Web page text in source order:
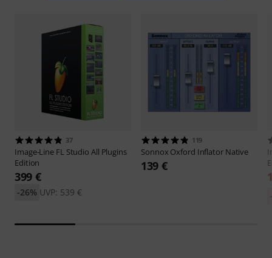
37
Image-Line FL Studio All Plugins
Edition
399 €
UVP: 539 €
-26%
119
Sonnox Oxford Inflator Native
139 €